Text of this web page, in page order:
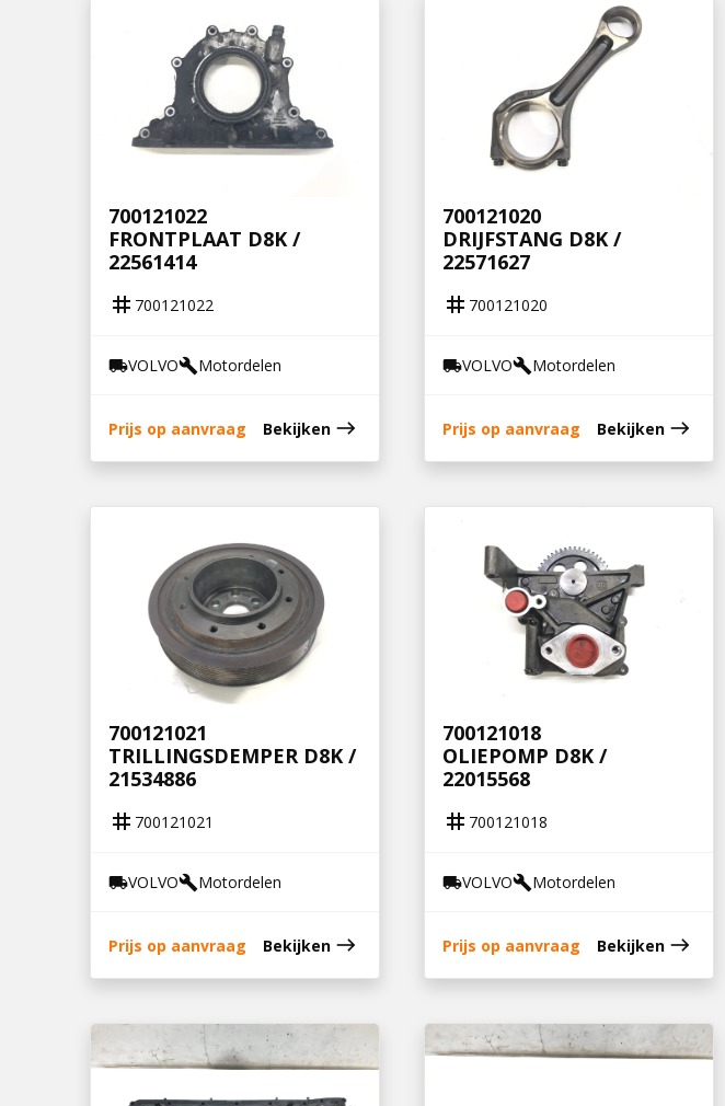
700121022
FRONTPLAAT D8K /
22561414
tag 700121022
local_shippingVOLVObuildMotordelen
Prijs op aanvraag Bekijken east
700121020
DRIJFSTANG D8K /
22571627
tag 700121020
local_shippingVOLVObuildMotordelen
Prijs op aanvraag Bekijken east
700121021
TRILLINGSDEMPER D8K /
21534886
tag 700121021
local_shippingVOLVObuildMotordelen
Prijs op aanvraag Bekijken east
700121018
OLIEPOMP D8K /
22015568
tag 700121018
local_shippingVOLVObuildMotordelen
Prijs op aanvraag Bekijken east